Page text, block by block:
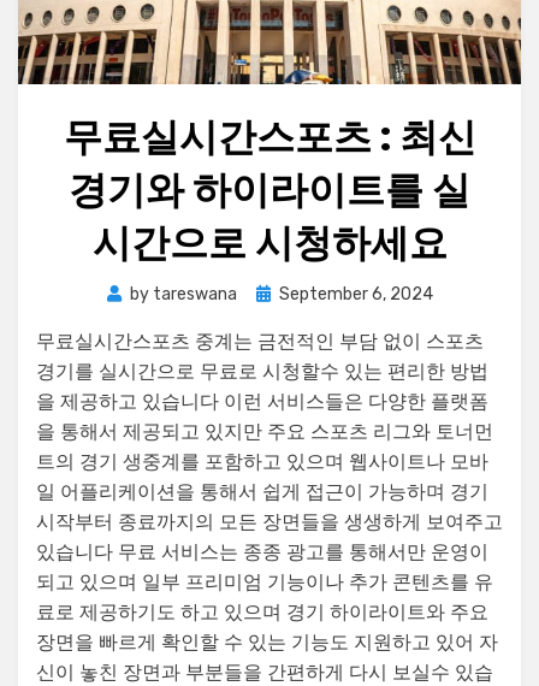
무료실시간스포츠 : 최신
경기와 하이라이트를 실
시간으로 시청하세요
by tareswana
Posted
September 6, 2024
무료실시간스포츠 중계는 금전적인 부담 없이 스포츠
경기를 실시간으로 무료로 시청할수 있는 편리한 방법
을 제공하고 있습니다 이런 서비스들은 다양한 플랫폼
을 통해서 제공되고 있지만 주요 스포츠 리그와 토너먼
트의 경기 생중계를 포함하고 있으며 웹사이트나 모바
일 어플리케이션을 통해서 쉽게 접근이 가능하며 경기
시작부터 종료까지의 모든 장면들을 생생하게 보여주고
있습니다 무료 서비스는 종종 광고를 통해서만 운영이
되고 있으며 일부 프리미엄 기능이나 추가 콘텐츠를 유
료로 제공하기도 하고 있으며 경기 하이라이트와 주요
장면을 빠르게 확인할 수 있는 기능도 지원하고 있어 자
신이 놓친 장면과 부분들을 간편하게 다시 보실수 있습